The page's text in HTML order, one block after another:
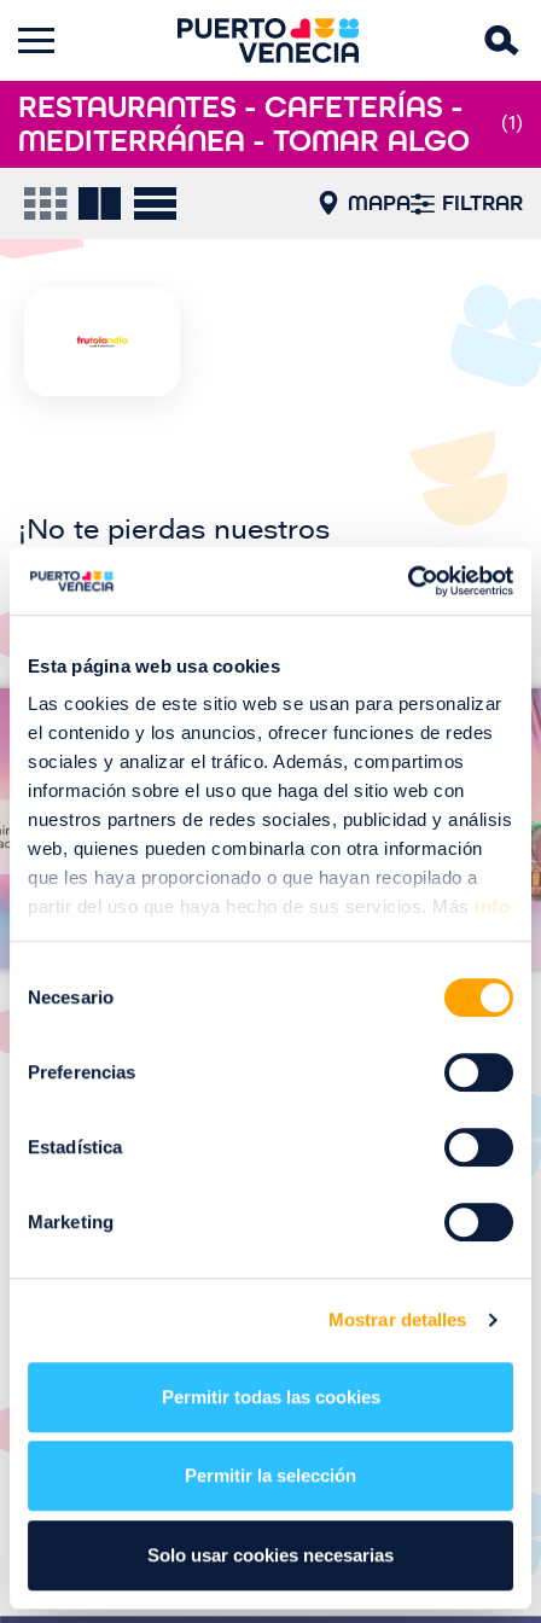
Esta página web usa cookies
Las cookies de este sitio web se usan para personalizar
el contenido y los anuncios, ofrecer funciones de redes
sociales y analizar el tráfico. Además, compartimos
información sobre el uso que haga del sitio web con
nuestros partners de redes sociales, publicidad y análisis
web, quienes pueden combinarla con otra información
que les haya proporcionado o que hayan recopilado a
partir del uso que haya hecho de sus servicios. Más info
Selección
Necesario
Preferencias
Estadística
Marketing
Mostrar detalles
Permitir todas las cookies
Permitir la selección
Solo usar cookies necesarias
RESTAURANTES - CAFETERÍAS -
MEDITERRÁNEA - TOMAR ALGO
(1)
MAPA FILTRAR
¡No te pierdas nuestros
EVENTOS!
Ver todos >
m
a
g
n
I
m
RESTAURANTES
de Puerto Venecia
restaurantes de Puerto Venecia. Descubre las mejores
cada una de nuestras marcas. Sus datos de contacto y
también un plano de los restaurantes para que
consultar o el alfabeto desplegable para navegar por